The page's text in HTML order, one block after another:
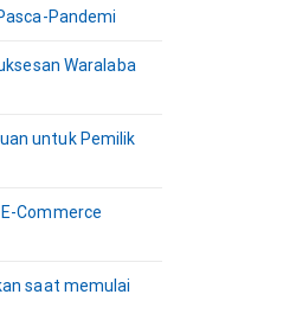
Pandemi
Waralaba
untuk Pemilik
Commerce
saat memulai